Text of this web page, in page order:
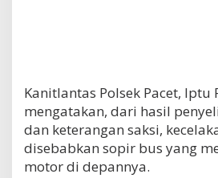
Kanitlantas Polsek Pacet, Iptu
mengatakan, dari hasil
dan keterangan saksi,
disebabkan sopir bus yang
motor di depannya.